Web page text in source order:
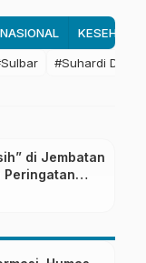
#Suhardi Duka
di Jembatan
Peringatan